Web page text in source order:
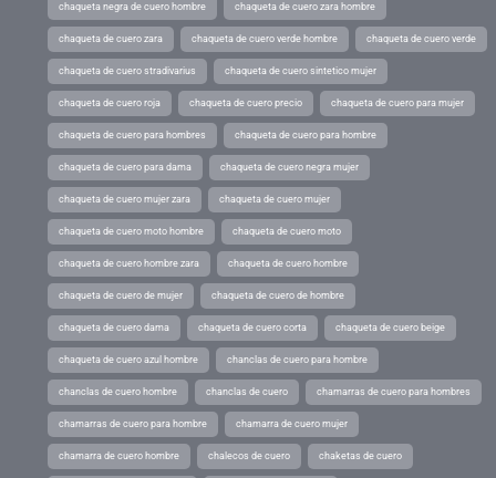
chaqueta negra de cuero hombre chaqueta de cuero zara hombre
chaqueta de cuero zara chaqueta de cuero verde hombre chaqueta de cuero verde
chaqueta de cuero stradivarius chaqueta de cuero sintetico mujer
chaqueta de cuero roja chaqueta de cuero precio chaqueta de cuero para mujer
chaqueta de cuero para hombres chaqueta de cuero para hombre
chaqueta de cuero para dama chaqueta de cuero negra mujer
chaqueta de cuero mujer zara chaqueta de cuero mujer
chaqueta de cuero moto hombre chaqueta de cuero moto
chaqueta de cuero hombre zara chaqueta de cuero hombre
chaqueta de cuero de mujer chaqueta de cuero de hombre
chaqueta de cuero dama chaqueta de cuero corta chaqueta de cuero beige
chaqueta de cuero azul hombre chanclas de cuero para hombre
chanclas de cuero hombre chanclas de cuero chamarras de cuero para hombres
chamarras de cuero para hombre chamarra de cuero mujer
chamarra de cuero hombre chalecos de cuero chaketas de cuero